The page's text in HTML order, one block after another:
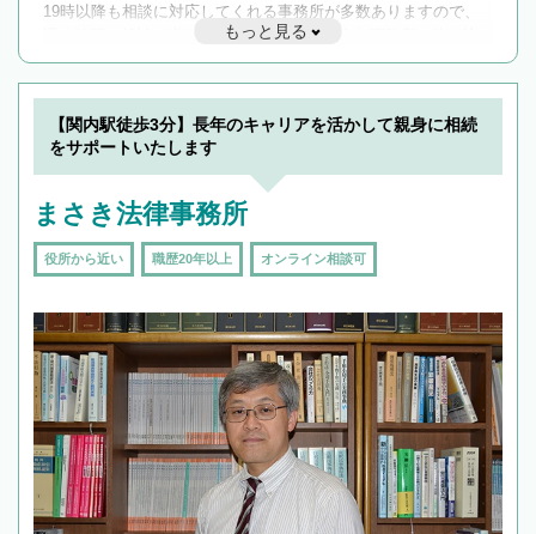
19時以降も相談に対応してくれる事務所が多数ありますので、
遅い時間の相談が増えそうな場合はそのような事務所に絞り込
んで検索してみましょう。
19時以降TEL可の条件
を加えて再検索
もっと見る
【関内駅徒歩3分】長年のキャリアを活かして親身に相続
をサポートいたします
まさき法律事務所
役所から近い 職歴20年以上 オンライン相談可